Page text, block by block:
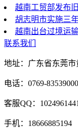
越南工贸部发布
胡志明市实施三
越南出台过境运
联系我们
地址：广东省东莞市
电话：0769-83539000
客服QQ：1024961441
手机：18666885194